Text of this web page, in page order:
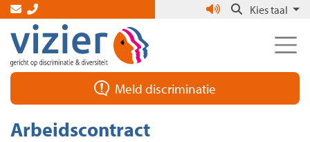
Skip
the
content
Kies taal
Meld discriminatie
Arbeidscontract